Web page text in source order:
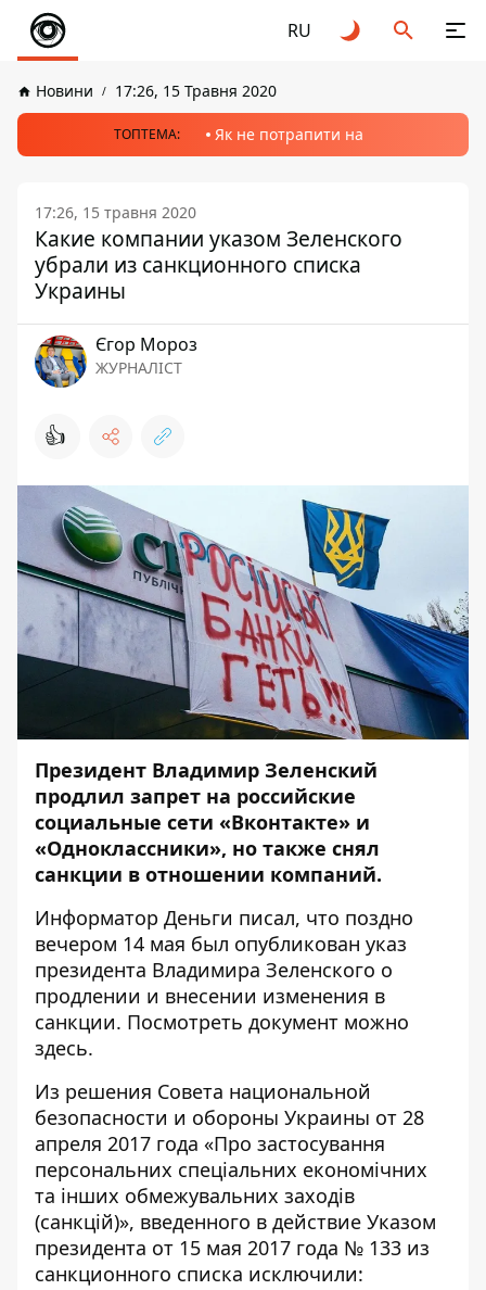
RU
Новини 17:26, 15 Травня 2020
ТОПТЕМА: Як не потрапити на
17:26, 15 травня 2020
Какие компании указом Зеленского
убрали из санкционного списка
Украины
Єгор Мороз
ЖУРНАЛІСТ
👍
Президент Владимир Зеленский
продлил запрет на российские
социальные сети «Вконтакте» и
«Одноклассники», но также снял
санкции в отношении компаний.
Информатор Деньги писал, что поздно
вечером 14 мая был опубликован указ
президента Владимира Зеленского о
продлении и внесении изменения в
санкции. Посмотреть документ можно
здесь.
Из решения Совета национальной
безопасности и обороны Украины от 28
апреля 2017 года «Про застосування
персональних спеціальних економічних
та інших обмежувальних заходів
(санкцій)», введенного в действие Указом
президента от 15 мая 2017 года № 133 из
санкционного списка исключили: